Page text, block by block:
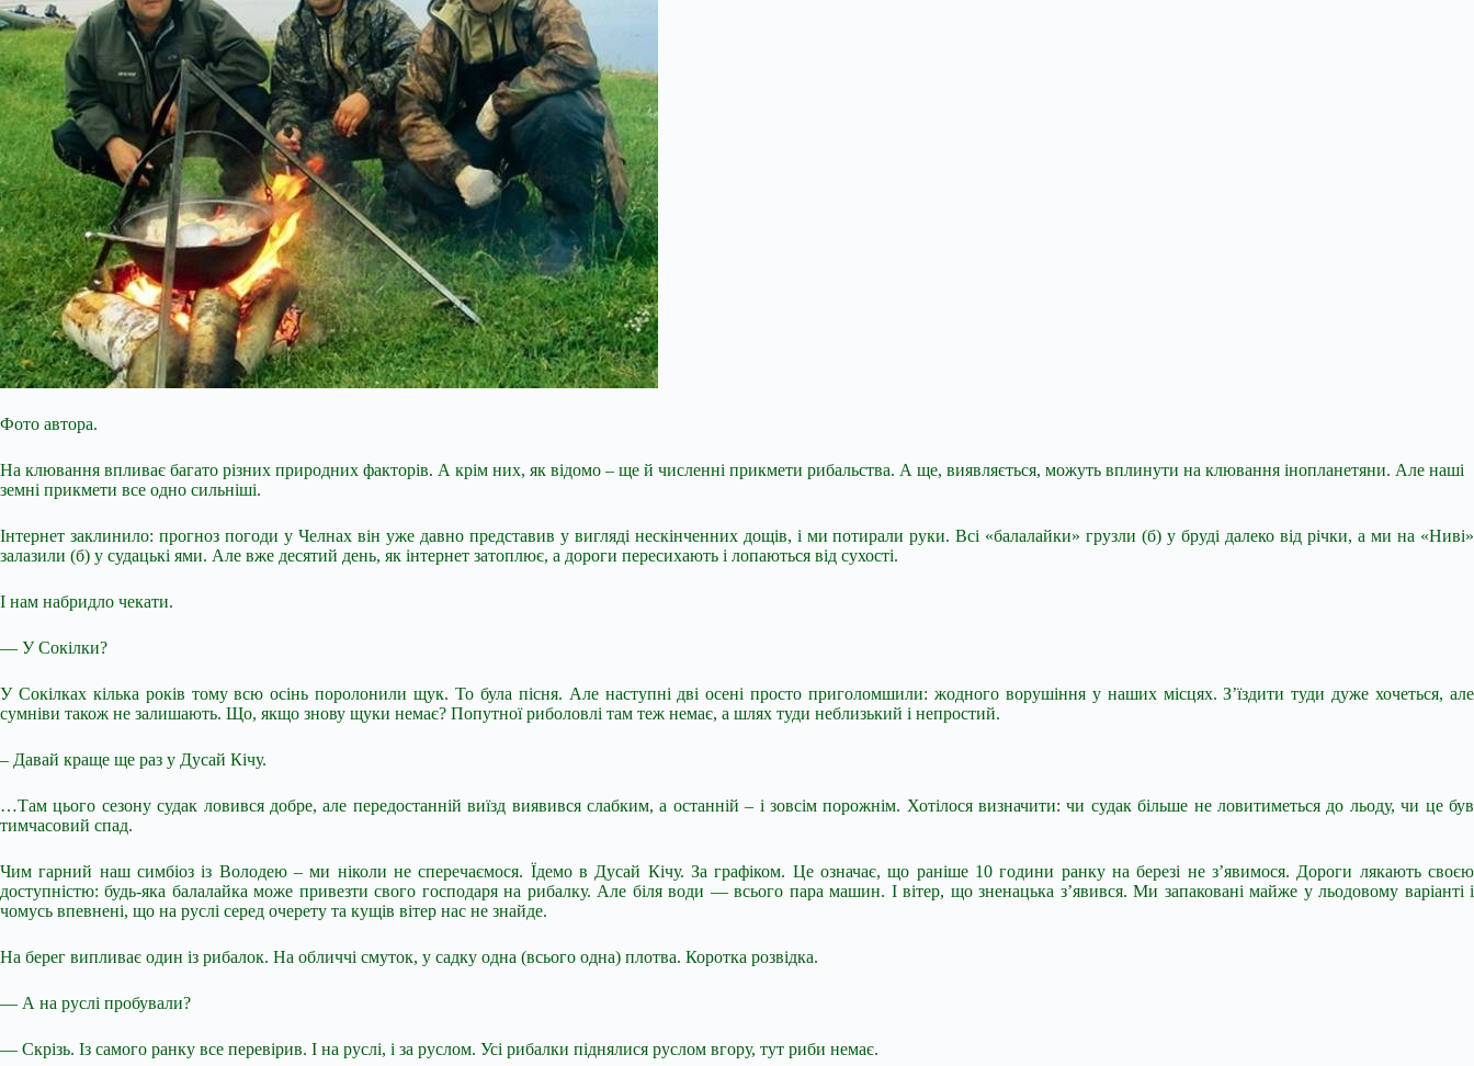
Фото автора.
На клювання впливає багато різних природних факторів. А крім них, як відомо – ще й численні прикмети рибальства. А ще, виявляється, можуть вплинути на клювання інопланетяни. Але наші
земні прикмети все одно сильніші.
Інтернет заклинило: прогноз погоди у Челнах він уже давно представив у вигляді нескінченних дощів, і ми потирали руки. Всі «балалайки» грузли (б) у бруді далеко від річки, а ми на «Ниві»
залазили (б) у судацькі ями. Але вже десятий день, як інтернет затоплює, а дороги пересихають і лопаються від сухості.
І нам набридло чекати.
— У Сокілки?
У Сокілках кілька років тому всю осінь поролонили щук. То була пісня. Але наступні дві осені просто приголомшили: жодного ворушіння у наших місцях. З’їздити туди дуже хочеться, але
сумніви також не залишають. Що, якщо знову щуки немає? Попутної риболовлі там теж немає, а шлях туди неблизький і непростий.
– Давай краще ще раз у Дусай Кічу.
…Там цього сезону судак ловився добре, але передостанній виїзд виявився слабким, а останній – і зовсім порожнім. Хотілося визначити: чи судак більше не ловитиметься до льоду, чи це був
тимчасовий спад.
Чим гарний наш симбіоз із Володею – ми ніколи не сперечаємося. Їдемо в Дусай Кічу. За графіком. Це означає, що раніше 10 години ранку на березі не з’явимося. Дороги лякають своєю
доступністю: будь-яка балалайка може привезти свого господаря на рибалку. Але біля води — всього пара машин. І вітер, що зненацька з’явився. Ми запаковані майже у льодовому варіанті і
чомусь впевнені, що на руслі серед очерету та кущів вітер нас не знайде.
На берег випливає один із рибалок. На обличчі смуток, у садку одна (всього одна) плотва. Коротка розвідка.
— А на руслі пробували?
— Скрізь. Із самого ранку все перевірив. І на руслі, і за руслом. Усі рибалки піднялися руслом вгору, тут риби немає.